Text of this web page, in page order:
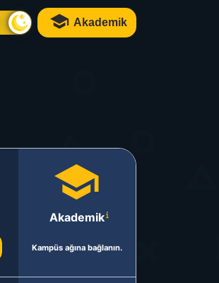
Akademik
Akademik
Kampüs ağına bağlanın.